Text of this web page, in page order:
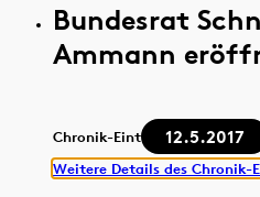
Bundesrat
Ammann
Chronik-Eintrag 12.5.2017
Weitere Details des Chronik-